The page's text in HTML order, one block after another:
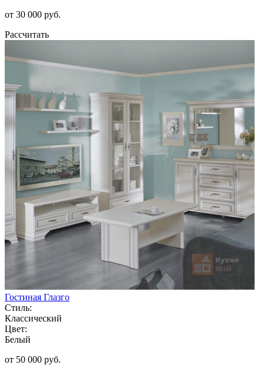
от 30 000 руб.
Рассчитать
Гостиная Глазго
Стиль:
Классический
Цвет:
Белый
от 50 000 руб.